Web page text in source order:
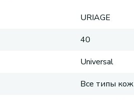
URIAGE
40
Universal
Все типы